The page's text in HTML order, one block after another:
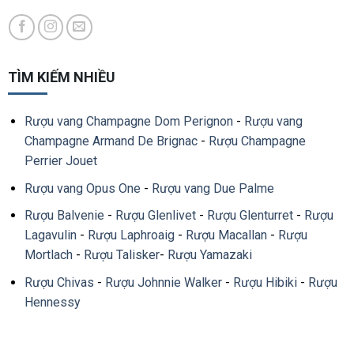
TÌM KIẾM NHIỀU
Rượu vang Champagne Dom Perignon- Rượu vang
Champagne Armand De Brignac- Rượu Champagne
Perrier Jouet
Rượu vang Opus One - Rượu vang Due Palme
Rượu Balvenie - Rượu Glenlivet- Rượu Glenturret- Rượu
Lagavulin- Rượu Laphroaig- Rượu Macallan- Rượu
Mortlach- Rượu Talisker- Rượu Yamazaki
Rượu Chivas - Rượu Johnnie Walker- Rượu Hibiki- Rượu
Hennessy